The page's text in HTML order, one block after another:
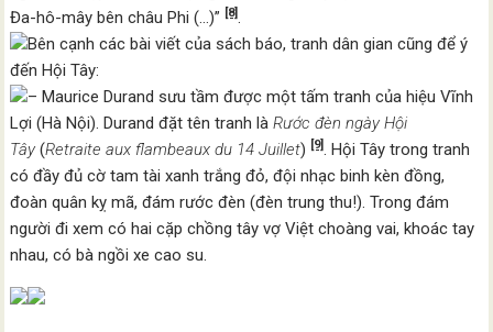
Đa-hô-mây bên châu Phi (…)”
[8].
Bên cạnh các bài viết của sách báo, tranh dân gian cũng để ý
đến Hội Tây:
– Maurice Durand sưu tầm được một tấm tranh của hiệu Vĩnh
Lợi (Hà Nội). Durand đặt tên tranh làRước đèn ngày Hội
Tây (Retraite aux flambeaux du 14 Juillet) [9]. Hội Tây trong tranh
có đầy đủ cờ tam tài xanh trắng đỏ, đội nhạc binh kèn đồng,
đoàn quân kỵ mã, đám rước đèn (đèn trung thu!). Trong đám
người đi xem có hai cặp chồng tây vợ Việt choàng vai, khoác tay
nhau, có bà ngồi xe cao su.